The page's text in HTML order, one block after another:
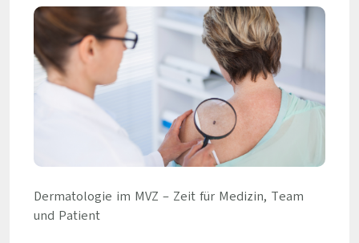
Dermatologie im MVZ – Zeit für Medizin, Team
und Patient